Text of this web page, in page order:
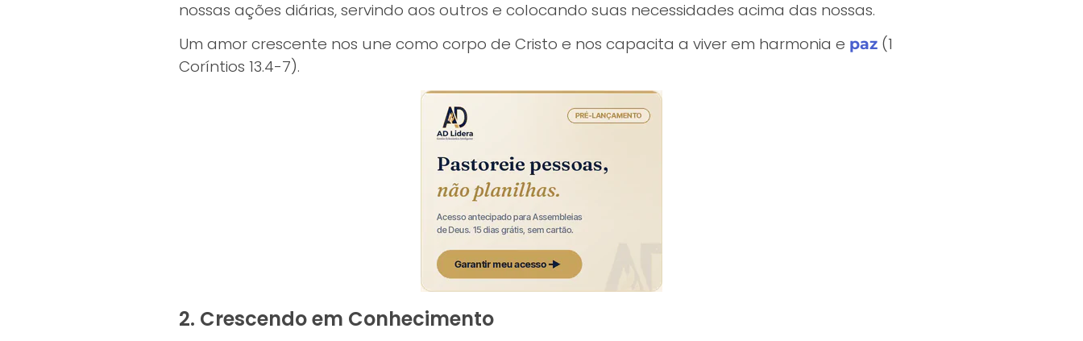
nossas ações diárias, servindo aos outros e colocando suas necessidades acima das nossas.
Um amor crescente nos une como corpo de Cristo e nos capacita a viver em harmonia e paz (1
Coríntios 13.4-7).
2. Crescendo em Conhecimento